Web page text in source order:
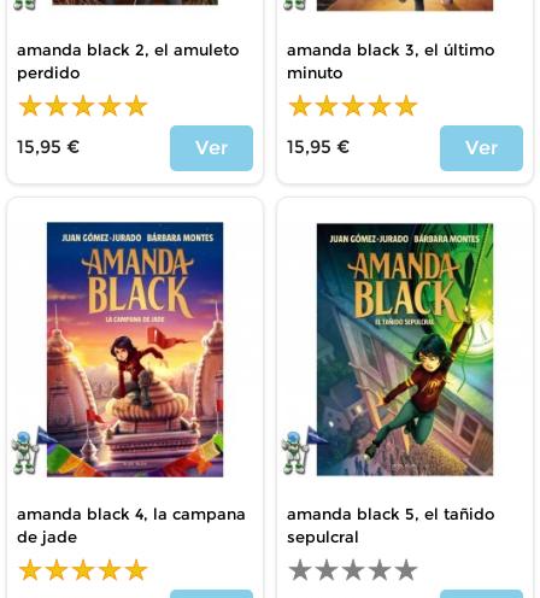
amanda black 2, el amuleto
perdido
15,95 €
Ver
amanda black 3, el último
minuto
15,95 €
Ver
amanda black 4, la campana
de jade
amanda black 5, el tañido
sepulcral